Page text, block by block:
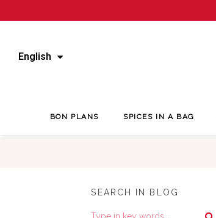
English
BON PLANS SPICES IN A BAG
SEARCH IN BLOG